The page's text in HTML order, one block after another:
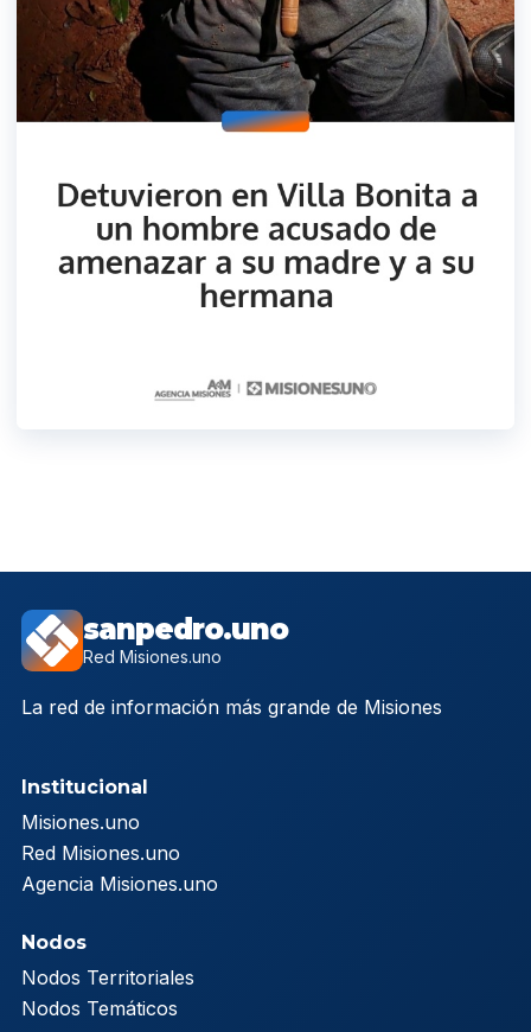
sanpedro.uno
Red Misiones.uno
La red de información más grande de Misiones
Institucional
Misiones.uno
Red Misiones.uno
Agencia Misiones.uno
Nodos
Nodos Territoriales
Nodos Temáticos